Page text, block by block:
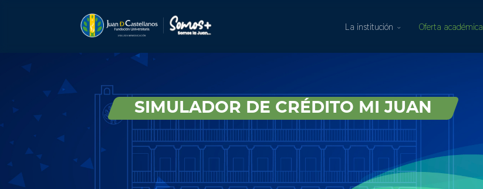
La institución Oferta académica
SIMULADOR DE CRÉDITO MI JUAN